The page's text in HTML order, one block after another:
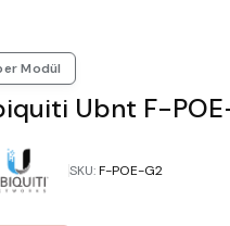
Modül
Ubnt F-
SKU:F-POE-G2